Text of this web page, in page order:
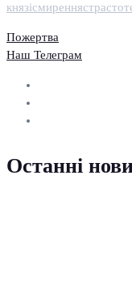
князісмирення
Пожертва
Наш Телеграм
Останні